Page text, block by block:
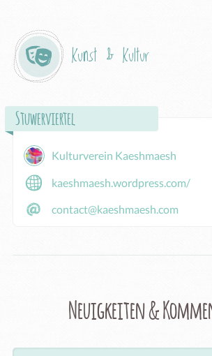
Kunst & Kultur
Stuwerviertel
Kulturverein Kaeshmaesh
kaeshmaesh.wordpress.com/
contact@kaeshmaesh.com
Neuigkeiten &